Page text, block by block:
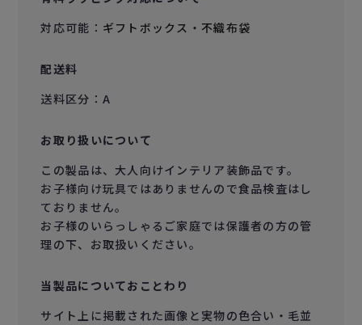
対応可能： ギフトボックス ・ 不織布袋
配送料
送料区分：A
お取り扱いについて
この製品は、大人向けインテリア装飾品です。
お子様向け玩具ではありませんので食品検査はし
ておりません。
お子様のいらっしゃるご家庭では保護者の方の管
理の下、お取扱いください。
当製品についておことわり
サイト上に掲載された画像と実物の色合い・毛並